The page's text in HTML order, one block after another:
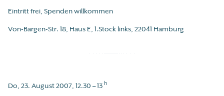
Eintritt frei, Spenden willkommen
Von-Bargen-Str. 18, Haus E, 1.Stock links, 22041 Hamburg
Do, 23. August 2007, 12.30 – 13 h